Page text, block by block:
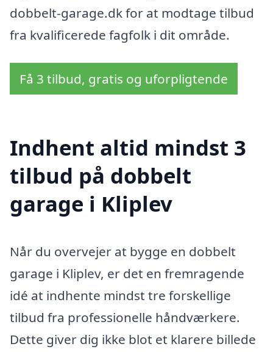
dobbelt-garage.dk for at modtage tilbud
fra kvalificerede fagfolk i dit område.
Få 3 tilbud, gratis og uforpligtende
Indhent altid mindst 3
tilbud på dobbelt
garage i Kliplev
Når du overvejer at bygge en dobbelt
garage i Kliplev, er det en fremragende
idé at indhente mindst tre forskellige
tilbud fra professionelle håndværkere.
Dette giver dig ikke blot et klarere billede